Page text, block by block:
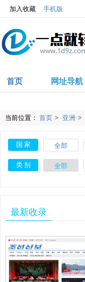
加入收藏 手机版
首页 网址导航
当前位置： 首页 > 亚洲 >
国 家 全部
沙特
类 别 全部
最新收录